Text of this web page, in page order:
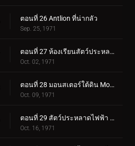
ตอนที่ 26 Antlion ที่น่ากลัว
Sep. 25, 1971
ตอนที่ 27 ห้องเรียนสัตว์ประหลาดมูคาเดลาส
Oct. 02, 1971
ตอนที่ 28 มอนสเตอร์ใต้ดิน Mogurang
Oct. 09, 1971
ตอนที่ 29 สัตว์ประหลาดไฟฟ้า คุราเกดอล
Oct. 16, 1971